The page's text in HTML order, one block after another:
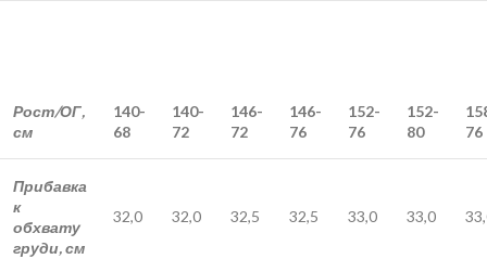
Рост/ОГ,
см
140-
68
140-
72
146-
72
146-
76
152-
76
152-
80
76
Прибавка
к
обхвату
груди, см
32,0 32,0 32,5 32,5 33,0 33,0